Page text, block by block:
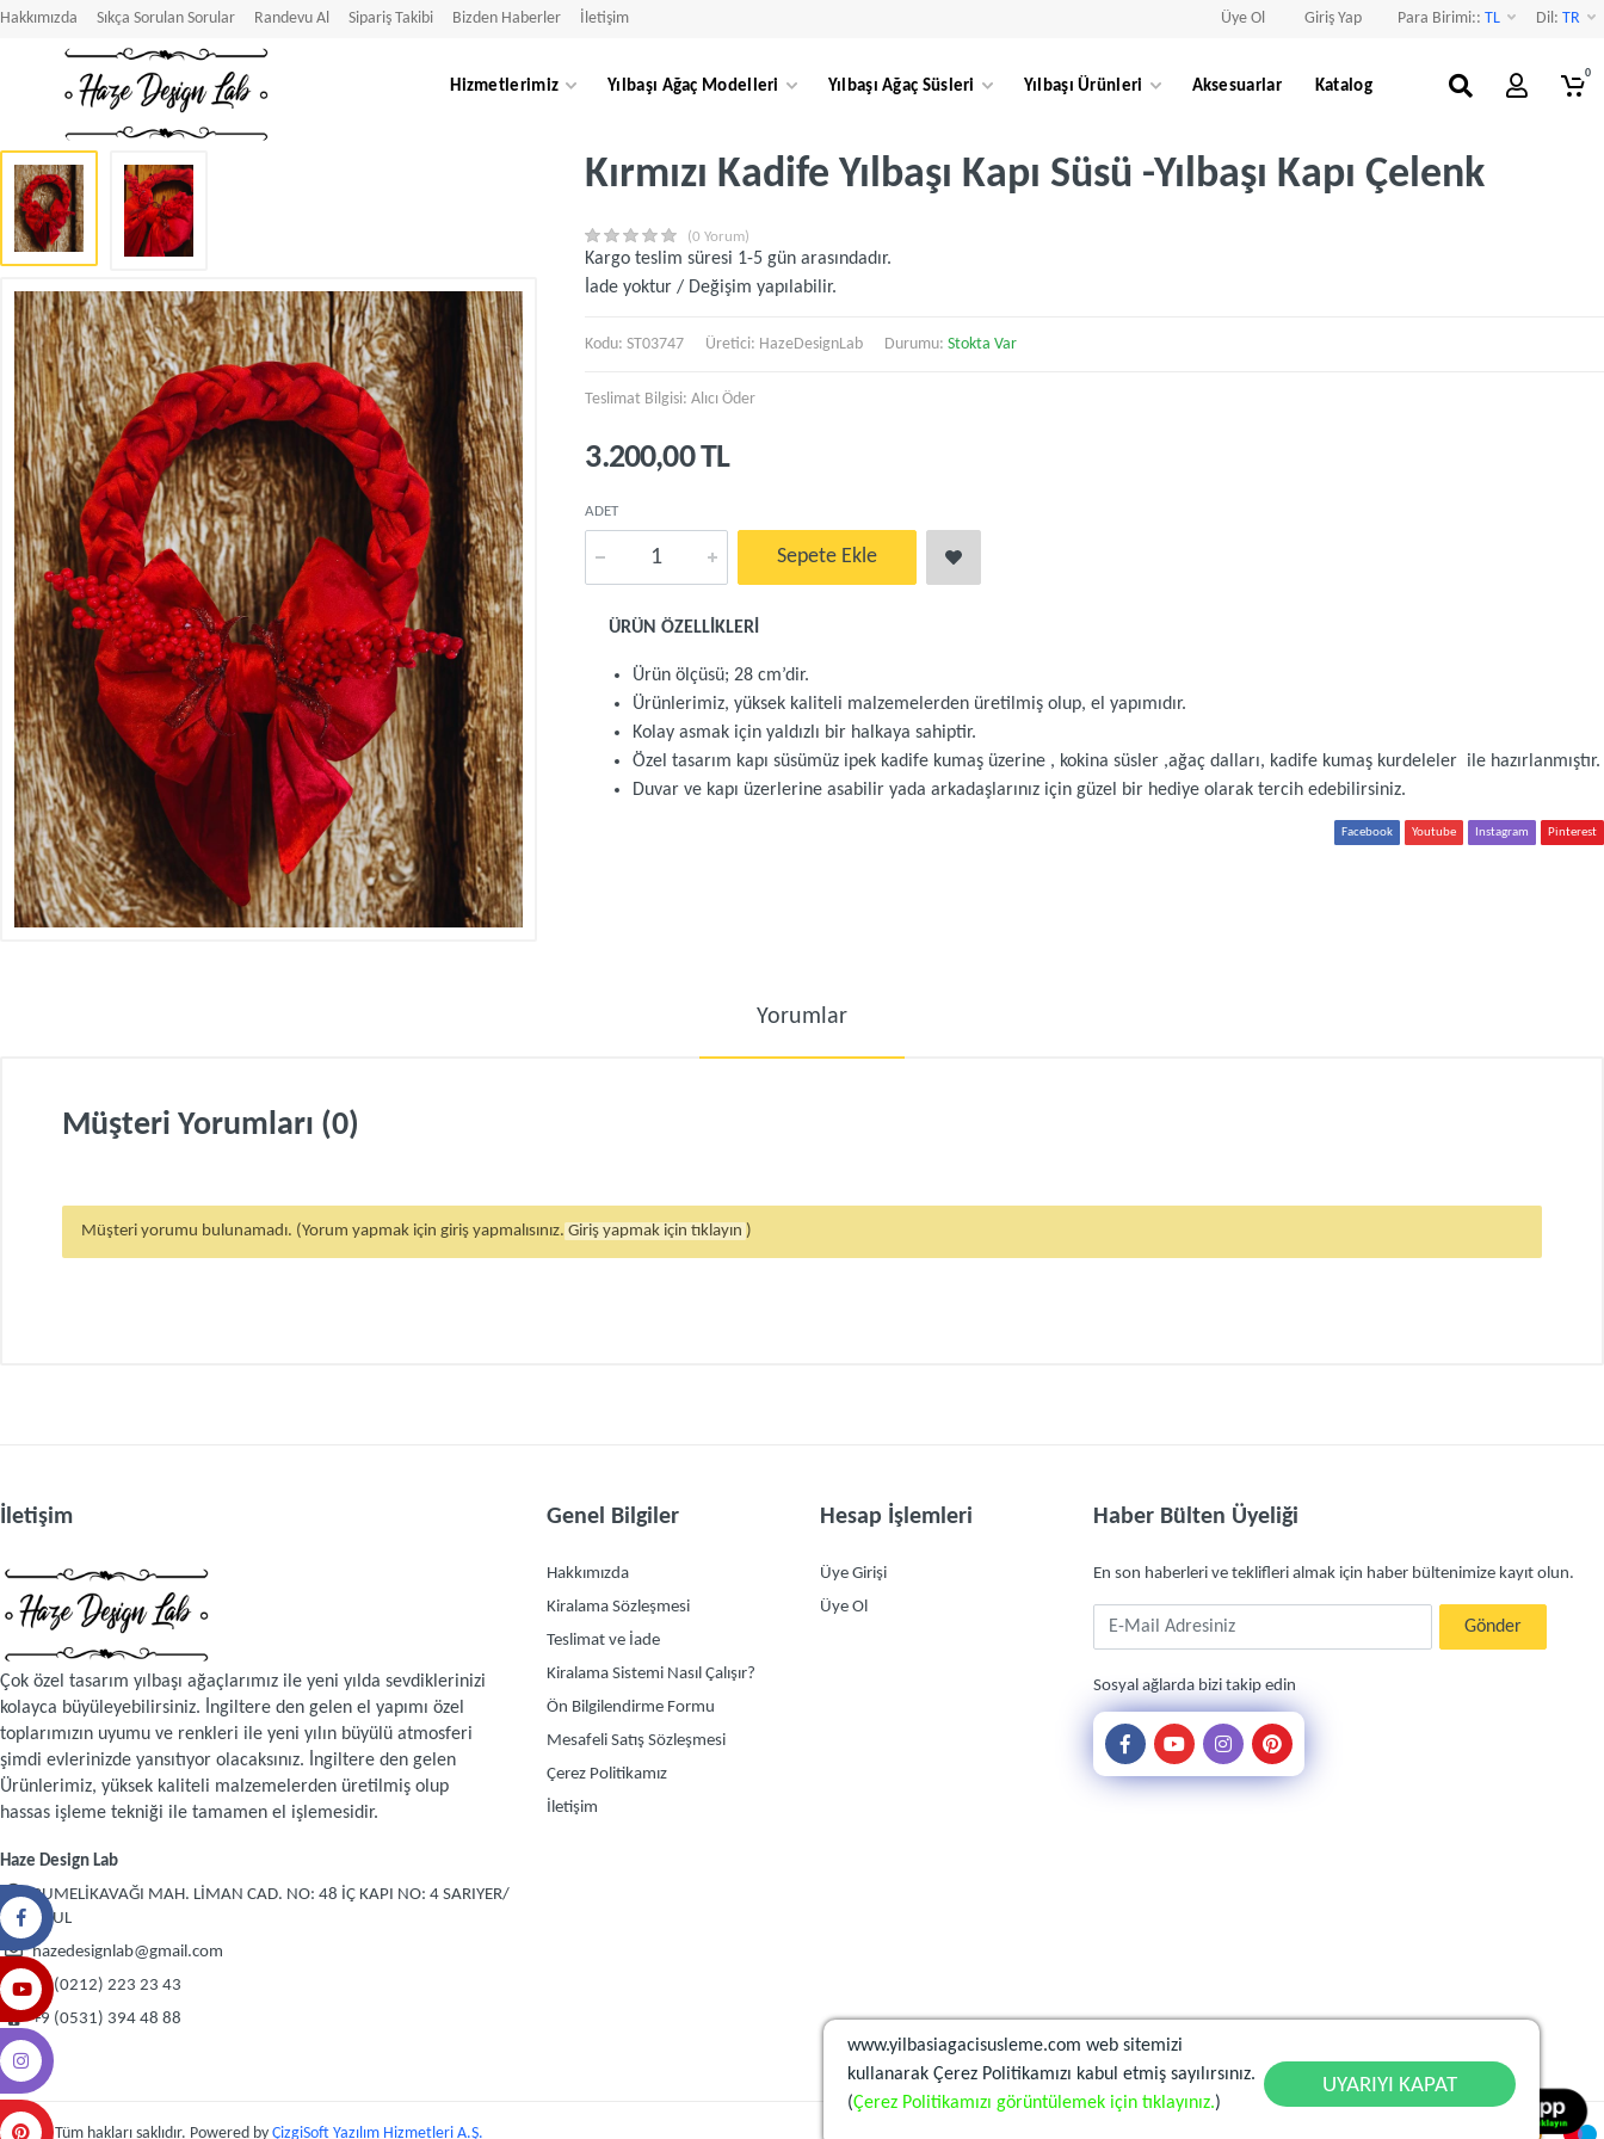
Hakkımızda Sıkça Sorulan Sorular Randevu Al Sipariş Takibi Bizden Haberler İletişim Üye Ol Giriş Yap Para Birimi:: TL Dil: TR
Hizmetlerimiz Yılbaşı Ağaç Modelleri Yılbaşı Ağaç Süsleri Yılbaşı Ürünleri Aksesuarlar Katalog
0
Kırmızı Kadife Yılbaşı Kapı Süsü -Yılbaşı Kapı Çelenk
(0 Yorum)
Kargo teslim süresi 1-5 gün arasındadır.
İade yoktur / Değişim yapılabilir.
Kodu: ST03747 Üretici: HazeDesignLab Durumu:Stokta Var
Teslimat Bilgisi: Alıcı Öder
3.200,00 TL
ADET
Sepete Ekle
ÜRÜN ÖZELLİKLERİ
Ürün ölçüsü; 28 cm’dir.
Ürünlerimiz, yüksek kaliteli malzemelerden üretilmiş olup, el yapımıdır.
Kolay asmak için yaldızlı bir halkaya sahiptir.
Özel tasarım kapı süsümüz ipek kadife kumaş üzerine , kokina süsler ,ağaç dalları, kadife kumaş kurdeleler ile hazırlanmıştır.
Duvar ve kapı üzerlerine asabilir yada arkadaşlarınız için güzel bir hediye olarak tercih edebilirsiniz.
Facebook Youtube Instagram Pinterest
Yorumlar
Müşteri Yorumları (0)
Müşteri yorumu bulunamadı. (Yorum yapmak için giriş yapmalısınız. Giriş yapmak için tıklayın )
İletişim
Çok özel tasarım yılbaşı ağaçlarımız ile yeni yılda sevdiklerinizi
kolayca büyüleyebilirsiniz. İngiltere den gelen el yapımı özel
toplarımızın uyumu ve renkleri ile yeni yılın büyülü atmosferi
şimdi evlerinizde yansıtıyor olacaksınız. İngiltere den gelen
Ürünlerimiz, yüksek kaliteli malzemelerden üretilmiş olup
hassas işleme tekniği ile tamamen el işlemesidir.
Haze Design Lab
RUMELİKAVAĞI MAH. LİMAN CAD. NO: 48 İÇ KAPI NO: 4 SARIYER/
İSTANBUL
hazedesignlab@gmail.com
+9 (0212) 223 23 43
+9 (0531) 394 48 88
Genel Bilgiler
Hakkımızda
Kiralama Sözleşmesi
Teslimat ve İade
Kiralama Sistemi Nasıl Çalışır?
Ön Bilgilendirme Formu
Mesafeli Satış Sözleşmesi
Çerez Politikamız
İletişim
Hesap İşlemleri
Üye Girişi
Üye Ol
Haber Bülten Üyeliği
En son haberleri ve teklifleri almak için haber bültenimize kayıt olun.
E-Mail Adresiniz Gönder
Sosyal ağlarda bizi takip edin
© 2026 Tüm hakları saklıdır. Powered by ÇizgiSoft Yazılım Hizmetleri A.Ş.
www.yilbasiagacisusleme.com web sitemizi
kullanarak Çerez Politikamızı kabul etmiş sayılırsınız.
(Çerez Politikamızı görüntülemek için tıklayınız.)
UYARIYI KAPAT